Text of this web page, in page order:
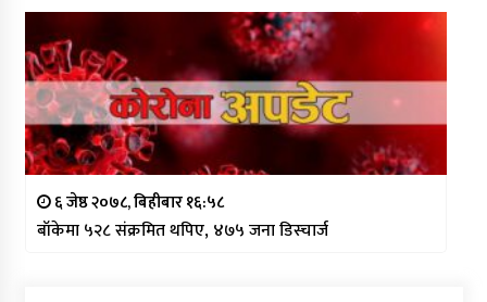
६ जेष्ठ २०७८, बिहीबार १६:५८
बाँकेमा ५२८ संक्रमित थपिए, ४७५ जना डिस्चार्ज